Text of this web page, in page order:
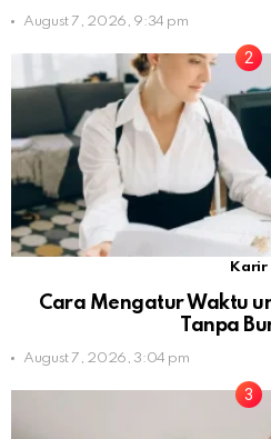
August 7, 2026, 9:34 pm
Karir
Cara Mengatur Waktu
Tanpa
August 7, 2026, 3:04 pm